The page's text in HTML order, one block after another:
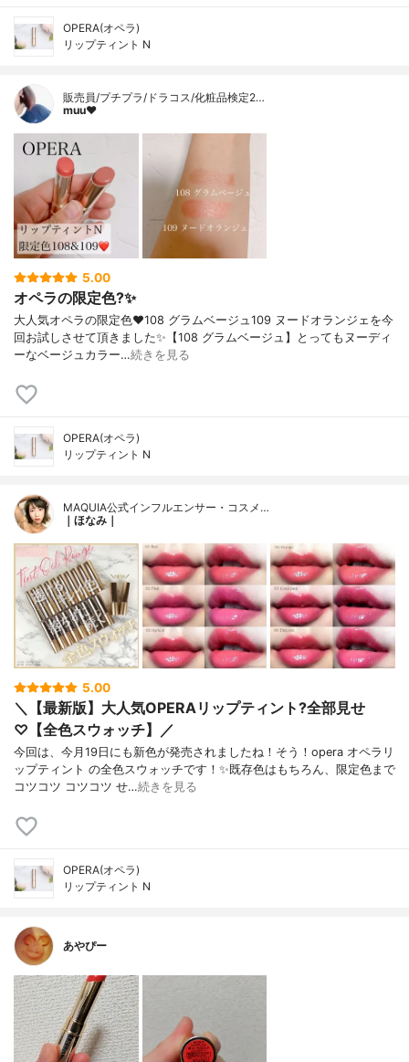
OPERA(オペラ)
リップティント N
販売員/プチプラ/ドラコス/化粧品検定2…
muu❤︎
5.00
オペラの限定色?✨
大人気オペラの限定色❤️108 グラムベージュ109 ヌードオランジェを今
回お試しさせて頂きました✨【108 グラムベージュ】とってもヌーディ
ーなベージュカラー…続きを見る
OPERA(オペラ)
リップティント N
MAQUIA公式インフルエンサー・コスメ…
｜ほなみ｜
5.00
＼【最新版】大人気OPERAリップティント?全部見せ
♡【全色スウォッチ】／
今回は、今月19日にも新色が発売されましたね！そう！opera オペラリ
ップティント の全色スウォッチです！✨既存色はもちろん、限定色まで
コツコツ コツコツ せ…続きを見る
OPERA(オペラ)
リップティント N
あやぴー